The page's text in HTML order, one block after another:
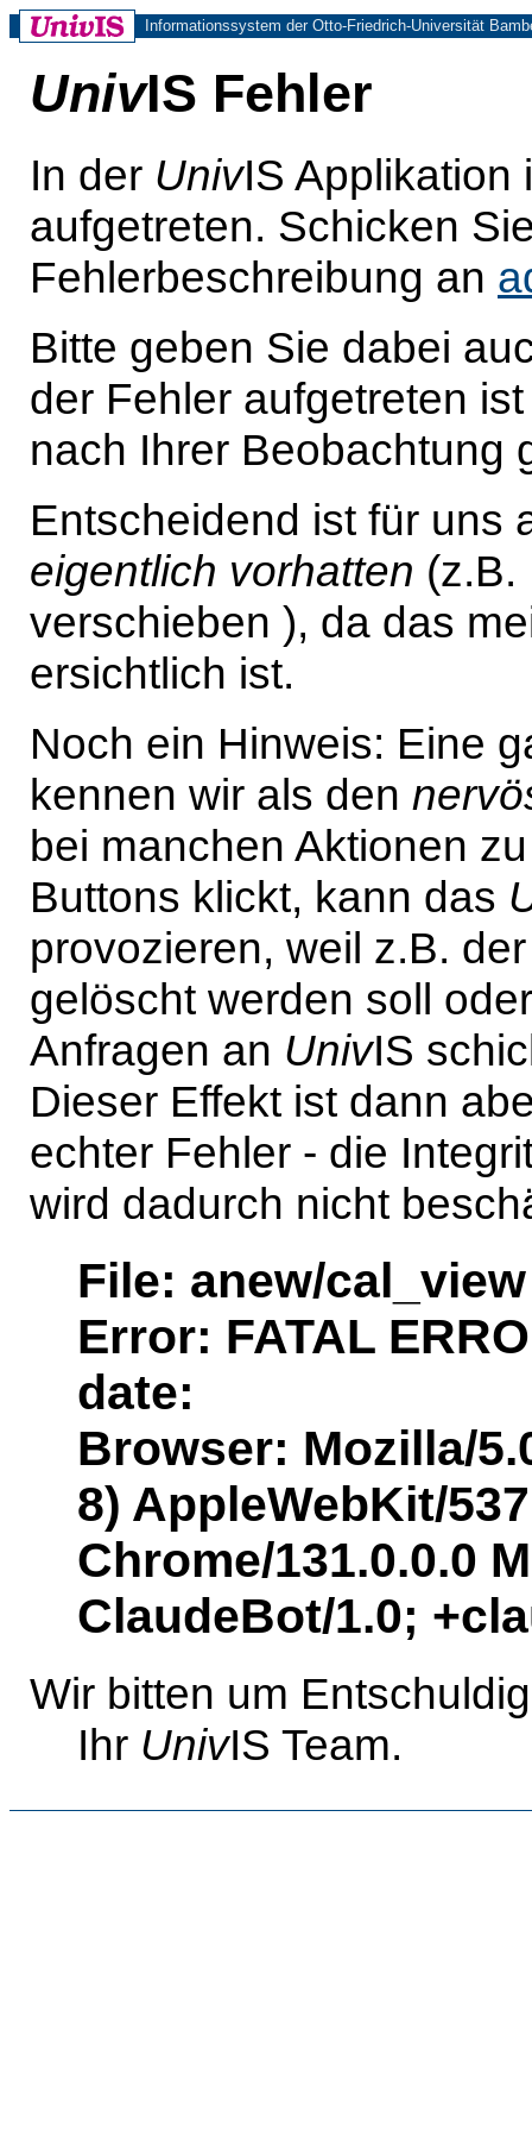
Informationssystem der Otto-Friedrich-Universität
UnivIS Fehler
In der UnivIS Applikation
aufgetreten. Schicken
Fehlerbeschreibung an
Bitte geben Sie dabei
der Fehler aufgetreten
nach Ihrer Beobachtung
Entscheidend ist für uns
eigentlich vorhatten (z.B.
verschieben ), da das
ersichtlich ist.
Noch ein Hinweis: Eine
kennen wir als den
bei manchen Aktionen
Buttons klickt, kann das
provozieren, weil z.B.
gelöscht werden soll
Anfragen an UnivIS
Dieser Effekt ist dann
echter Fehler - die
wird dadurch nicht
File: anew/cal_view
Error: FATAL
date:
Browser: Mozilla/
8) AppleWebKit/
Chrome/131.0.0.0
ClaudeBot/1.0;
Wir bitten um
Ihr UnivIS Team.